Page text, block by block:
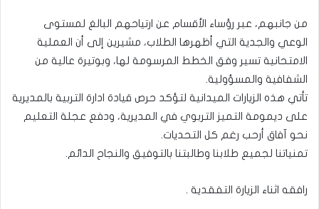
من جانبهم، عبر رؤساء الأقسام عن ارتياحهم البالغ لمستوى
الوعي والجدية التي أظهرها الطلاب، مشيرين إلى أن العملية
الامتحانية تسير وفق الخطط المرسومة لها، وبوتيرة عالية من
الشفافية والمسؤولية.
تأتي هذه الزيارات الميدانية لتؤكد حرص قيادة ادارة التربية بالمديرية
على ديمومة التميز التربوي في المديرية، ودفع عجلة التعليم
نحو آفاق أرحب رغم كل التحديات.
تمنياتنا لجميع طلابنا وطالبتنا بالتوفيق والنجاح الدائم.
رافقه اثناء الزيارة التفقدية .